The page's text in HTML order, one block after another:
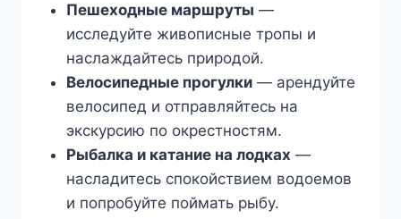
Пешеходные маршруты —
исследуйте живописные тропы и
наслаждайтесь природой.
Велосипедные прогулки— арендуйте
велосипед и отправляйтесь на
экскурсию по окрестностям.
Рыбалка и катание на лодках —
насладитесь спокойствием водоемов
и попробуйте поймать рыбу.